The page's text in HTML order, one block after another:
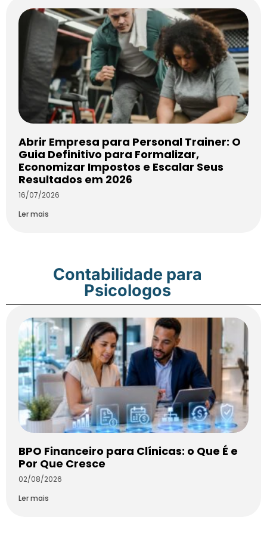
Abrir Empresa para Personal Trainer: O
Guia Definitivo para Formalizar,
Economizar Impostos e Escalar Seus
Resultados em 2026
16/07/2026
Ler mais
Contabilidade para
Psicologos
BPO Financeiro para Clínicas: o Que É e
Por Que Cresce
02/08/2026
Ler mais